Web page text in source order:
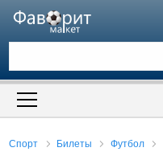
Искать также в описании
Спорт Билеты Футбол